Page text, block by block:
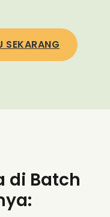
SEKARANG
di Batch